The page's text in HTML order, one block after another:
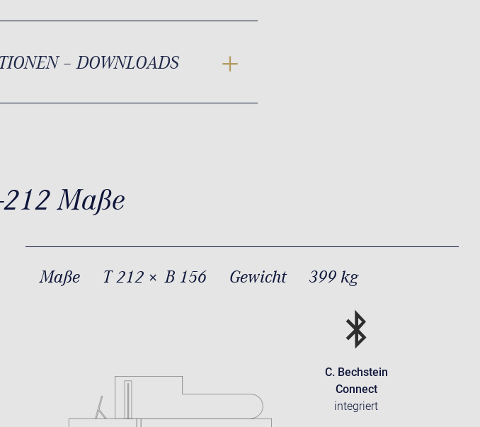
– DOWNLOADS
212 Maße
Maße T 212 × B 156 Gewicht 399 kg
C. Bechstein
Connect
integriert